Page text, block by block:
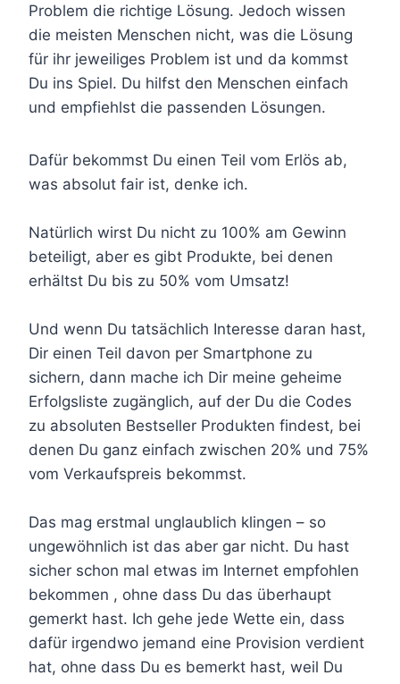
Problem die richtige Lösung. Jedoch wissen
die meisten Menschen nicht, was die Lösung
für ihr jeweiliges Problem ist und da kommst
Du ins Spiel. Du hilfst den Menschen einfach
und empfiehlst die passenden Lösungen.
Dafür bekommst Du einen Teil vom Erlös ab,
was absolut fair ist, denke ich.
Natürlich wirst Du nicht zu 100% am Gewinn
beteiligt, aber es gibt Produkte, bei denen
erhältst Du bis zu 50% vom Umsatz!
Und wenn Du tatsächlich Interesse daran hast,
Dir einen Teil davon per Smartphone zu
sichern, dann mache ich Dir meine geheime
Erfolgsliste zugänglich, auf der Du die Codes
zu absoluten Bestseller Produkten findest, bei
denen Du ganz einfach zwischen 20% und 75%
vom Verkaufspreis bekommst.
Das mag erstmal unglaublich klingen – so
ungewöhnlich ist das aber gar nicht. Du hast
sicher schon mal etwas im Internet empfohlen
bekommen , ohne dass Du das überhaupt
gemerkt hast. Ich gehe jede Wette ein, dass
dafür irgendwo jemand eine Provision verdient
hat, ohne dass Du es bemerkt hast, weil Du